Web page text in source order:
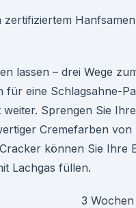
lassen – drei Wege
für eine Schlagsahne-
Sprengen Sie
Cremefarben von
können Sie Ihre
Lachgas füllen.
3